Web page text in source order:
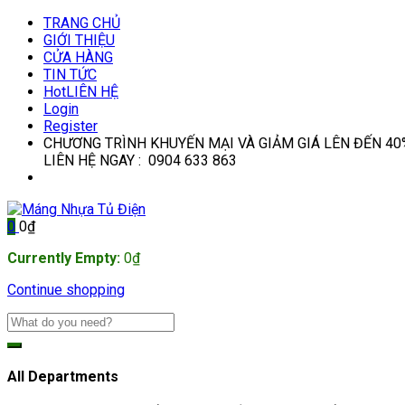
TRANG CHỦ
GIỚI THIỆU
CỬA HÀNG
TIN TỨC
HotLIÊN HỆ
Login
Register
CHƯƠNG TRÌNH KHUYẾN MẠI VÀ GIẢM GIÁ LÊN ĐẾN
LIÊN HỆ NGAY : 0904 633 863
0 0₫
Currently Empty: 0₫
Continue shopping
All Departments